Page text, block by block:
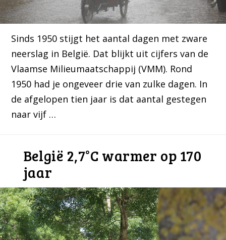
Sinds 1950 stijgt het aantal dagen met zware
neerslag in België. Dat blijkt uit cijfers van de
Vlaamse Milieumaatschappij (VMM). Rond
1950 had je ongeveer drie van zulke dagen. In
de afgelopen tien jaar is dat aantal gestegen
naar vijf …
België 2,7°C warmer op 170
jaar